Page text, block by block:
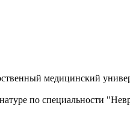
медицинский
по специальности